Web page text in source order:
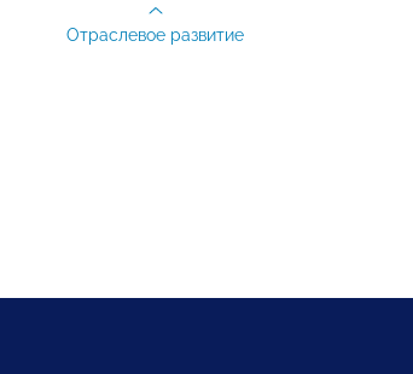
Отраслевое развитие